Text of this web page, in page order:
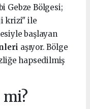
Gebze Bölgesi;
krizi" ile
başlayan
aşıyor. Bölge
hapsedilmiş